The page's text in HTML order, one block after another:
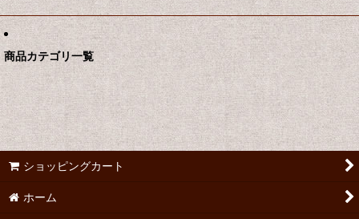
商品カテゴリ一覧
ショッピングカート
ホーム